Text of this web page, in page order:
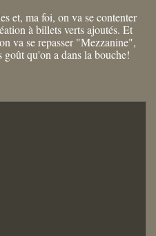
et, ma foi, on va se contenter
à billets verts ajoutés. Et
va se repasser "Mezzanine",
goût qu'on a dans la bouche!